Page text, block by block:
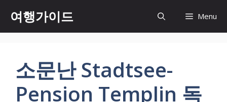
츠
여행가이드 Menu
소문난 Stadtsee-
Pension Templin 독